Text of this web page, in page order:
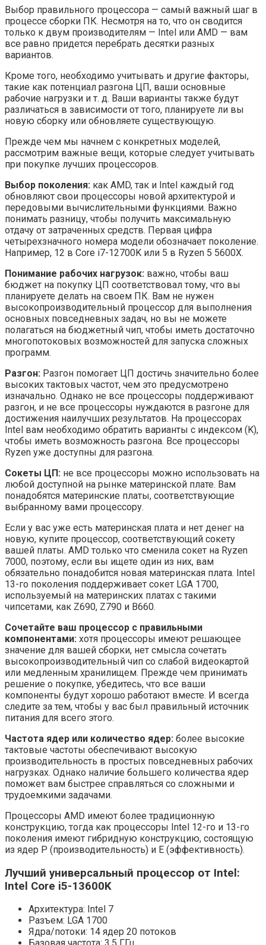
Выбор правильного процессора — самый важный шаг в
процессе сборки ПК. Несмотря на то, что он сводится
только к двум производителям — Intel или AMD — вам
все равно придется перебрать десятки разных
вариантов.
Кроме того, необходимо учитывать и другие факторы,
такие как потенциал разгона ЦП, ваши основные
рабочие нагрузки и т. д. Ваши варианты также будут
различаться в зависимости от того, планируете ли вы
новую сборку или обновляете существующую.
Прежде чем мы начнем с конкретных моделей,
рассмотрим важные вещи, которые следует учитывать
при покупке лучших процессоров.
Выбор поколения: как AMD, так и Intel каждый год
обновляют свои процессоры новой архитектурой и
передовыми вычислительными функциями. Важно
понимать разницу, чтобы получить максимальную
отдачу от затраченных средств. Первая цифра
четырехзначного номера модели обозначает поколение.
Например, 12 в Core i7-12700K или 5 в Ryzen 5 5600X.
Понимание рабочих нагрузок: важно, чтобы ваш
бюджет на покупку ЦП соответствовал тому, что вы
планируете делать на своем ПК. Вам не нужен
высокопроизводительный процессор для выполнения
основных повседневных задач, но вы не можете
полагаться на бюджетный чип, чтобы иметь достаточно
многопотоковых возможностей для запуска сложных
программ.
Разгон: Разгон помогает ЦП достичь значительно более
высоких тактовых частот, чем это предусмотрено
изначально. Однако не все процессоры поддерживают
разгон, и не все процессоры нуждаются в разгоне для
достижения наилучших результатов. На процессорах
Intel вам необходимо обратить варианты с индексом (K),
чтобы иметь возможность разгона. Все процессоры
Ryzen уже доступны для разгона.
Сокеты ЦП: не все процессоры можно использовать на
любой доступной на рынке материнской плате. Вам
понадобятся материнские платы, соответствующие
выбранному вами процессору.
Если у вас уже есть материнская плата и нет денег на
новую, купите процессор, соответствующий сокету
вашей платы. AMD только что сменила сокет на Ryzen
7000, поэтому, если вы ищете один из них, вам
обязательно понадобится новая материнская плата. Intel
13-го поколения поддерживает сокет LGA 1700,
используемый на материнских платах с такими
чипсетами, как Z690, Z790 и B660.
Сочетайте ваш процессор с правильными
компонентами: хотя процессоры имеют решающее
значение для вашей сборки, нет смысла сочетать
высокопроизводительный чип со слабой видеокартой
или медленным хранилищем. Прежде чем принимать
решение о покупке, убедитесь, что все ваши
компоненты будут хорошо работают вместе. И всегда
следите за тем, чтобы у вас был правильный источник
питания для всего этого.
Частота ядер или количество ядер: более высокие
тактовые частоты обеспечивают высокую
производительность в простых повседневных рабочих
нагрузках. Однако наличие большего количества ядер
поможет вам быстрее справляться со сложными и
трудоемкими задачами.
Процессоры AMD имеют более традиционную
конструкцию, тогда как процессоры Intel 12-го и 13-го
поколения имеют гибридную конструкцию, состоящую
из ядер P (производительность) и E (эффективность).
Лучший универсальный процессор от Intel:
Intel Core i5-13600K
Архитектура: Intel 7
Разъем: LGA 1700
Ядра/потоки: 14 ядер 20 потоков